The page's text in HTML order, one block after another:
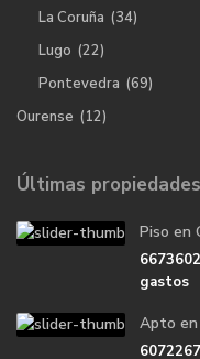
La Coruña (34)
Lugo (22)
Pontevedra (69)
Ourense (12)
Últimas propiedades
Piso en
gastos
Apto en